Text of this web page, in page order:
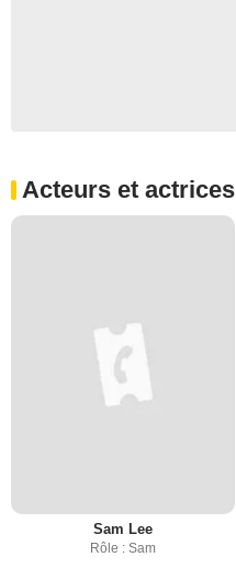
Acteurs et actrices
Sam Lee
Rôle : Sam